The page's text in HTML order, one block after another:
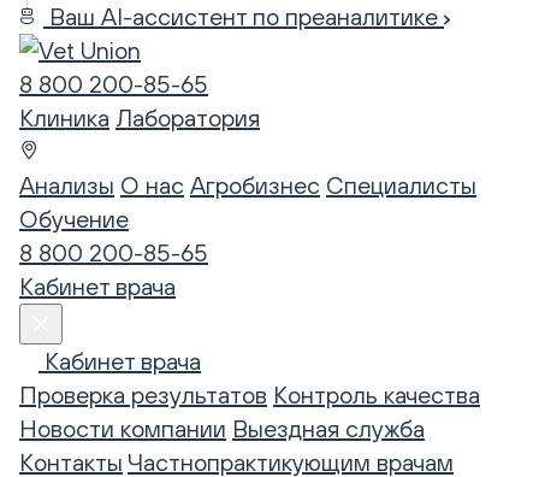
Ваш AI-ассистент по преаналитике
8 800 200-85-65
Клиника Лаборатория
Анализы О нас Агробизнес Специалисты
Обучение
8 800 200-85-65
Кабинет врача
Кабинет врача
Проверка результатов Контроль качества
Новости компании Выездная служба
Контакты Частнопрактикующим врачам